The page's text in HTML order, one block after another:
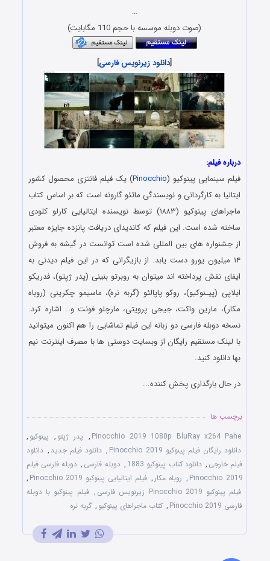
…
(صوت دوبله موسسه با حجم 110 مگابایت)
[دانلود زیرنویس فارسی]
درباره فیلم:
فیلم سینمایی پینوکیو (Pinocchio) یک فیلم فانتزی محصول کشور
ایتالیا به کارگردانی و نویسندگی ماتئو گارونه است که بر اساس کتاب
ماجراهای پینوکیو (۱۸۸۳) توسط نویسنده ایتالیایی کارلو کلودی
ساخته شده‌ است. این فیلم که کاندیدای دریافت پانزده جایزه معتبر
از جشنواره های بین المللی شده است توانست در گیشه به فروش
۱۴ میلیون یورو دست یابد. از بازیگرانی که در این فیلم دیدنی به
ایفای نقش پرداخته اند میتوان به روبرتو بنینی (پدر ژپتو)، فدریکو
ایلاپی (پیـنوکیو)، روکو پاپالئو (گربه نره)، ماسیمو چکرینی (روباه
مکار)، مارین واکت، جیجی پرویتی، مارچلو فونت و… اشاره کرد.
نسخه دوبله فارسی دو زبانه این فیلم تماشایی را هم اکنون میتوانید
با لینک مستقیم رایگان از وبسایت دوستی ها با مصرف اینترنت نیم
بها دانلود کنید.
در حال بارگذاری پخش کننده...
برچسب ها
Pinocchio 2019 1080p BluRay x264 Pahe
, پدر ژپتو , پینوکیو ,
دانلود رایگان فیلم پینوکیو Pinocchio 2019
, دانلود فیلم جدید , دانلود
فیلم خارجی , دانلود کتاب پینوکیو 1883 , دوبله فارسی , دوبله فارسی فیلم
Pinocchio 2019
, روباه مکار , فیلم ایتالیایی پینوکیو Pinocchio 2019
,
فیلم پینوکیو Pinocchio 2019 زیرنویس فارسی
, فیلم پینوکیو با دوبله
فارسی Pinocchio 2019
, کتاب ماجراهای پینوکیو , گربه نره